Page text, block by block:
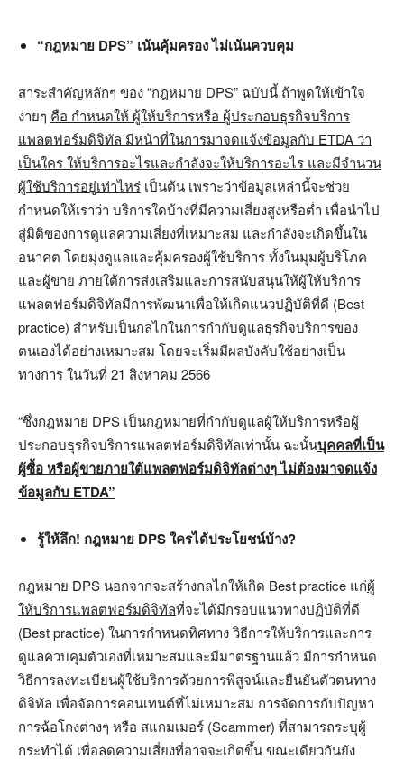
“กฎหมาย DPS” เน้นคุ้มครอง ไม่เน้นควบคุม
สาระสำคัญหลักๆ ของ “กฎหมาย DPS” ฉบับนี้ ถ้าพูดให้เข้าใจ
ง่ายๆ คือ กำหนดให้ ผู้ให้บริการหรือ ผู้ประกอบธุรกิจบริการ
แพลตฟอร์มดิจิทัล มีหน้าที่ในการมาจดแจ้งข้อมูลกับ ETDA ว่า
เป็นใคร ให้บริการอะไรและกำลังจะให้บริการอะไร และมีจำนวน
ผู้ใช้บริการอยู่เท่าไหร่ เป็นต้น เพราะว่าข้อมูลเหล่านี้จะช่วย
กำหนดให้เราว่า บริการใดบ้างที่มีความเสี่ยงสูงหรือต่ำ เพื่อนำไป
สู่มิติของการดูแลความเสี่ยงที่เหมาะสม และกำลังจะเกิดขึ้นใน
อนาคต โดยมุ่งดูแลและคุ้มครองผู้ใช้บริการ ทั้งในมุมผู้บริโภค
และผู้ขาย ภายใต้การส่งเสริมและการสนับสนุนให้ผู้ให้บริการ
แพลตฟอร์มดิจิทัลมีการพัฒนาเพื่อให้เกิดแนวปฏิบัติที่ดี (Best
practice) สำหรับเป็นกลไกในการกำกับดูแลธุรกิจบริการของ
ตนเองได้อย่างเหมาะสม โดยจะเริ่มมีผลบังคับใช้อย่างเป็น
ทางการ ในวันที่ 21 สิงหาคม 2566
“ซึ่งกฎหมาย DPS เป็นกฎหมายที่กำกับดูแลผู้ให้บริการหรือผู้
ประกอบธุรกิจบริการแพลตฟอร์มดิจิทัลเท่านั้น ฉะนั้นบุคคลที่เป็น
ผู้ซื้อ หรือผู้ขายภายใต้แพลตฟอร์มดิจิทัลต่างๆไม่ต้องมาจดแจ้ง
ข้อมูลกับ ETDA”
รู้ให้ลึก! กฎหมาย DPS ใครได้ประโยชน์บ้าง?
กฎหมาย DPS นอกจากจะสร้างกลไกให้เกิด Best practice แก่ผู้
ให้บริการแพลตฟอร์มดิจิทัลที่จะได้มีกรอบแนวทางปฏิบัติที่ดี
(Best practice) ในการกำหนดทิศทาง วิธีการให้บริการและการ
ดูแลควบคุมตัวเองที่เหมาะสมและมีมาตรฐานแล้ว มีการกำหนด
วิธีการลงทะเบียนผู้ใช้บริการด้วยการพิสูจน์และยืนยันตัวตนทาง
ดิจิทัล เพื่อจัดการคอนเทนต์ที่ไม่เหมาะสม การจัดการกับปัญหา
การฉ้อโกงต่างๆ หรือ สแกมเมอร์ (Scammer) ที่สามารถระบุผู้
กระทำได้ เพื่อลดความเสี่ยงที่อาจจะเกิดขึ้น ขณะเดียวกันยัง